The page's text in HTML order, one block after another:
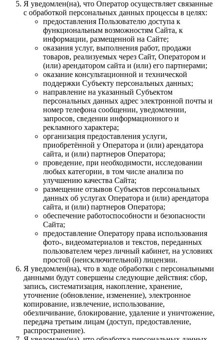
Я уведомлен(на), что Оператор осуществляет связанные
с обработкой персональных данных процессы в целях:
предоставления Пользователю доступа к
функциональным возможностям Сайта, к
информации, размещенной на Сайте;
оказания услуг, выполнения работ, продажи
товаров, реализуемых через Сайт, Оператором и
(или) арендатором сайта и (или) его партнерами;
оказание консультационной и технической
поддержки Субъекту персональных данных;
направление на указанный Субъектом
персональных данных адрес электронной почты и
номер телефона сообщении, уведомлении,
запросов, сведении информационного и
рекламного характера;
организация предоставления услуги,
приобретённой у Оператора и (или) арендатора
сайта, и (или) партнеров Оператора;
проведение, при необходимости, исследовании
любых категории, в том числе анализа по
улучшению качества Сайта;
размещение отзывов Субъектов персональных
данных об услугах Оператора и (или) арендатора
сайта, и (или) партнеров Оператора;
обеспечение работоспособности и безопасности
Сайта;
предоставление Оператору права использования
фото-, видеоматериалов и текстов, переданных
пользователем через личный кабинет, на условиях
простой (неисключительной) лицензии.
Я уведомлен(на), что в ходе обработки с персональными
данными будут совершены следующие действия: сбор,
запись, систематизация, накопление, хранение,
уточнение (обновление, изменение), электронное
копирование, извлечение, использование,
обезличивание, блокирование, удаление и уничтожение,
передача третьим лицам (доступ, предоставление,
распространение).